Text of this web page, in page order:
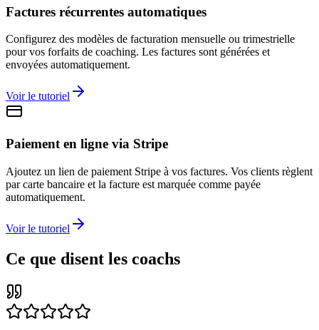
Factures récurrentes automatiques
Configurez des modèles de facturation mensuelle ou trimestrielle
pour vos forfaits de coaching. Les factures sont générées et
envoyées automatiquement.
Voir le tutoriel
Paiement en ligne via Stripe
Ajoutez un lien de paiement Stripe à vos factures. Vos clients règlent
par carte bancaire et la facture est marquée comme payée
automatiquement.
Voir le tutoriel
Ce que disent les coachs